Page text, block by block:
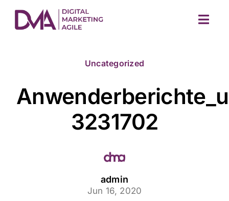
content
Uncategorized
3231702
admin
Jun 16, 2020